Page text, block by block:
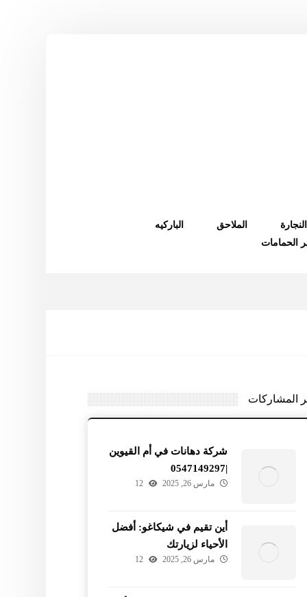
النجارة الملاحق
الباركيه
الحمامات
المشاركات
شركة دهانات في أم القيوين
|0547149297
مارس 26, 2025 12
أين تقيم في شيكاغو: أفضل
الأحياء لزيارتك
مارس 26, 2025 12